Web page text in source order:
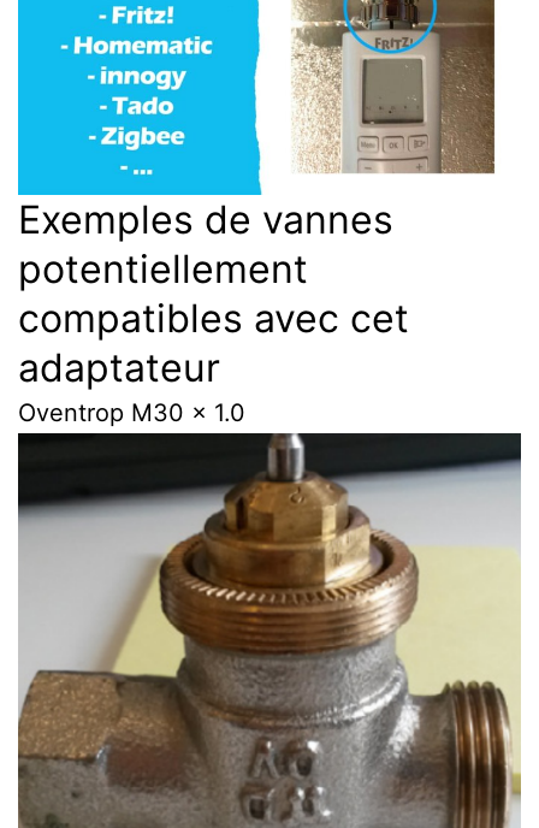
Exemples de vannes
potentiellement
compatibles avec cet
adaptateur
Oventrop M30 x 1.0